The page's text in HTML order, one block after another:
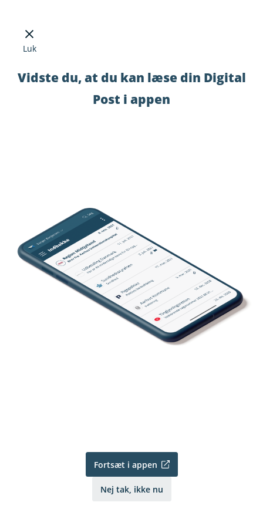
Luk
Vidste du, at du kan læse din Digital
Post i appen
Fortsæt i appen
Nej tak, ikke nu